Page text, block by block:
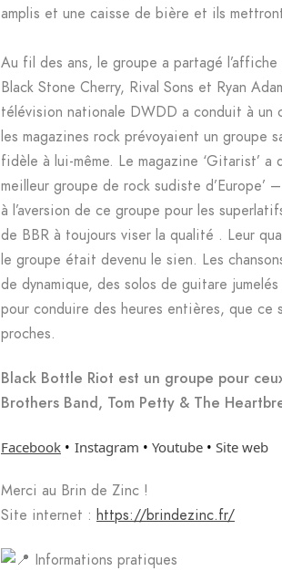
amplis et une caisse de bière et ils
Au fil des ans, le groupe a partagé l’affiche
Black Stone Cherry, Rival Sons et Ryan
télévision nationale DWDD a conduit à un
les magazines rock prévoyaient un groupe
fidèle à lui-même. Le magazine ‘Gitarist’
meilleur groupe de rock sudiste
à l’aversion de ce groupe pour les
de BBR à toujours viser la qualité . Leur
le groupe était devenu le sien. Les
de dynamique, des solos de guitare
pour conduire des heures entières, que ce
proches.
Black Bottle Riot est un groupe pour
Brothers Band, Tom Petty & The
Facebook • Instagram • Youtube • Site web
Merci au Brin de Zinc !
Site internet : https://brindezinc.fr/
Informations pratiques